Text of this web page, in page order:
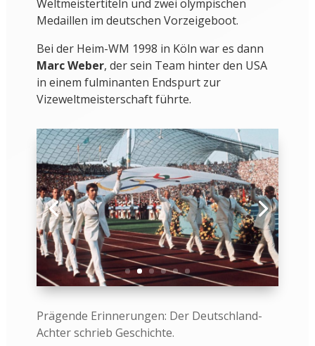
Weltmeistertiteln und zwei olympischen
Medaillen im deutschen Vorzeigeboot.
Bei der Heim-WM 1998 in Köln war es dann
Marc Weber, der sein Team hinter den USA
in einem fulminanten Endspurt zur
Vizeweltmeisterschaft führte.
Prägende Erinnerungen: Der Deutschland-
Achter schrieb Geschichte.